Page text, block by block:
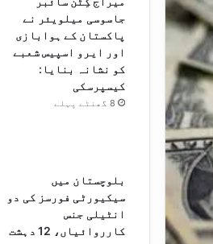
جاسوسی میلویئر نے
پاکستان کے ہوابازی
اور ایرو اسپیس شعبے
کو نشانہ بنایا:
کیسپرسکی
8 گھنٹے پہلے
بلوچستان میں
سیکیورٹی فورسز کی دو
انٹیلی جنس
کارروائیاں، 12 دہشت